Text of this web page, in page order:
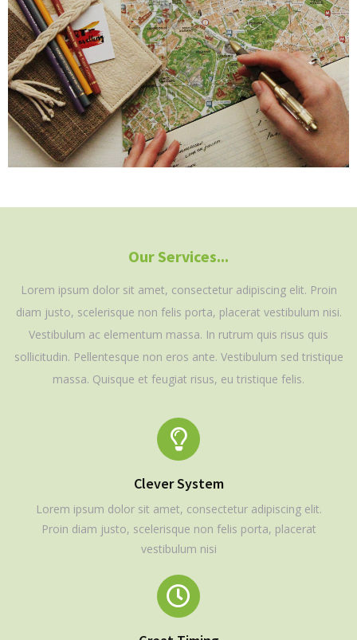
Our Services...
Lorem ipsum dolor sit amet, consectetur adipiscing elit. Proin
diam justo, scelerisque non felis porta, placerat vestibulum nisi.
Vestibulum ac elementum massa. In rutrum quis risus quis
sollicitudin. Pellentesque non eros ante. Vestibulum sed tristique
massa. Quisque et feugiat risus, eu tristique felis.
Clever System
Lorem ipsum dolor sit amet, consectetur adipiscing elit.
Proin diam justo, scelerisque non felis porta, placerat
vestibulum nisi